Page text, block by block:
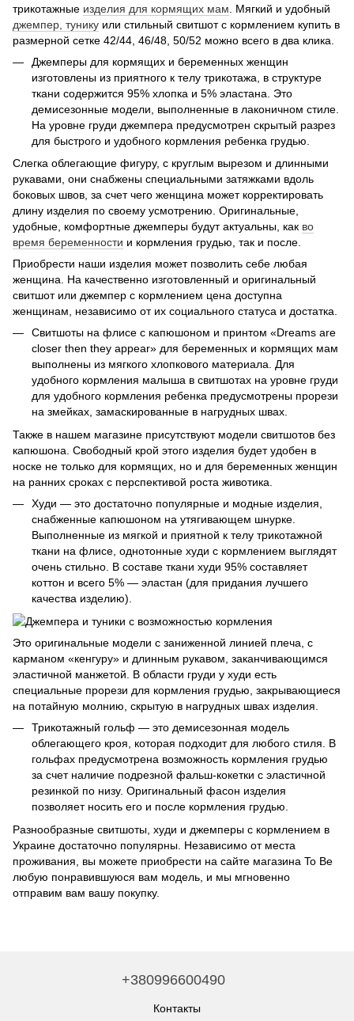
трикотажные изделия для кормящих мам . Мягкий и удобный
джемпер, тунику или стильный свитшот с кормлением купить в
размерной сетке 42/44, 46/48, 50/52 можно всего в два клика.
Джемперы для кормящих и беременных женщин
изготовлены из приятного к телу трикотажа, в структуре
ткани содержится 95% хлопка и 5% эластана. Это
демисезонные модели, выполненные в лаконичном стиле.
На уровне груди джемпера предусмотрен скрытый разрез
для быстрого и удобного кормления ребенка грудью.
Слегка облегающие фигуру, с круглым вырезом и длинными
рукавами, они снабжены специальными затяжками вдоль
боковых швов, за счет чего женщина может корректировать
длину изделия по своему усмотрению. Оригинальные,
удобные, комфортные джемперы будут актуальны, как во
время беременности и кормления грудью, так и после.
Приобрести наши изделия может позволить себе любая
женщина. На качественно изготовленный и оригинальный
свитшот или джемпер с кормлением цена доступна
женщинам, независимо от их социального статуса и достатка.
Свитшоты на флисе с капюшоном и принтом «Dreams are
closer then they appear» для беременных и кормящих мам
выполнены из мягкого хлопкового материала. Для
удобного кормления малыша в свитшотах на уровне груди
для удобного кормления ребенка предусмотрены прорези
на змейках, замаскированные в нагрудных швах.
Также в нашем магазине присутствуют модели свитшотов без
капюшона. Свободный крой этого изделия будет удобен в
носке не только для кормящих, но и для беременных женщин
на ранних сроках с перспективой роста животика.
Худи — это достаточно популярные и модные изделия,
снабженные капюшоном на утягивающем шнурке.
Выполненные из мягкой и приятной к телу трикотажной
ткани на флисе, однотонные худи с кормлением выглядят
очень стильно. В составе ткани худи 95% составляет
коттон и всего 5% — эластан (для придания лучшего
качества изделию).
Это оригинальные модели с заниженной линией плеча, с
карманом «кенгуру» и длинным рукавом, заканчивающимся
эластичной манжетой. В области груди у худи есть
специальные прорези для кормления грудью, закрывающиеся
на потайную молнию, скрытую в нагрудных швах изделия.
Трикотажный гольф — это демисезонная модель
облегающего кроя, которая подходит для любого стиля. В
гольфах предусмотрена возможность кормления грудью
за счет наличие подрезной фальш-кокетки с эластичной
резинкой по низу. Оригинальный фасон изделия
позволяет носить его и после кормления грудью.
Разнообразные свитшоты, худи и джемперы с кормлением в
Украине достаточно популярны. Независимо от места
проживания, вы можете приобрести на сайте магазина To Be
любую понравившуюся вам модель, и мы мгновенно
отправим вам вашу покупку.
+380996600490
Контакты